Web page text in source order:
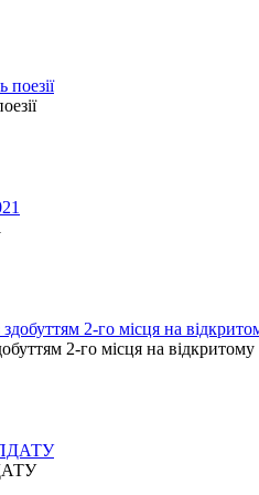
2-го місця на відкритому